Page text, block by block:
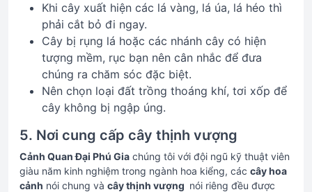
Khi cây xuất hiện các lá vàng, lá úa, lá héo thì
phải cắt bỏ đi ngay.
Cây bị rụng lá hoặc các nhánh cây có hiện
tượng mềm, rục bạn nên cân nhắc để đưa
chúng ra chăm sóc đặc biệt.
Nên chọn loại đất trồng thoáng khí, tơi xốp để
cây không bị ngập úng.
5. Nơi cung cấp cây thịnh vượng
Cảnh Quan Đại Phú Gia chúng tôi với đội ngũ kỹ thuật viên
giàu năm kinh nghiệm trong ngành hoa kiểng, các cây hoa
cảnh nói chung và cây thịnh vượng nói riêng đều được